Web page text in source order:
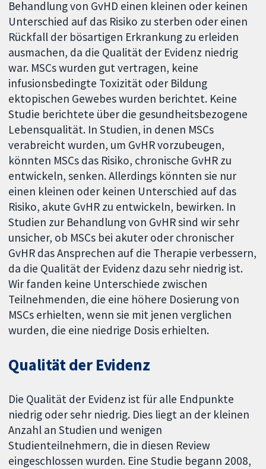
Behandlung von GvHD einen kleinen oder keinen
Unterschied auf das Risiko zu sterben oder einen
Rückfall der bösartigen Erkrankung zu erleiden
ausmachen, da die Qualität der Evidenz niedrig
war. MSCs wurden gut vertragen, keine
infusionsbedingte Toxizität oder Bildung
ektopischen Gewebes wurden berichtet. Keine
Studie berichtete über die gesundheitsbezogene
Lebensqualität. In Studien, in denen MSCs
verabreicht wurden, um GvHR vorzubeugen,
könnten MSCs das Risiko, chronische GvHR zu
entwickeln, senken. Allerdings könnten sie nur
einen kleinen oder keinen Unterschied auf das
Risiko, akute GvHR zu entwickeln, bewirken. In
Studien zur Behandlung von GvHR sind wir sehr
unsicher, ob MSCs bei akuter oder chronischer
GvHR das Ansprechen auf die Therapie verbessern,
da die Qualität der Evidenz dazu sehr niedrig ist.
Wir fanden keine Unterschiede zwischen
Teilnehmenden, die eine höhere Dosierung von
MSCs erhielten, wenn sie mit jenen verglichen
wurden, die eine niedrige Dosis erhielten.
Qualität der Evidenz
Die Qualität der Evidenz ist für alle Endpunkte
niedrig oder sehr niedrig. Dies liegt an der kleinen
Anzahl an Studien und wenigen
Studienteilnehmern, die in diesen Review
eingeschlossen wurden. Eine Studie begann 2008,